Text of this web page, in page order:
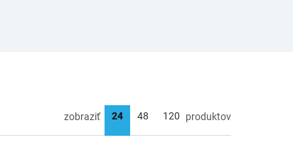
zobraziť produktov